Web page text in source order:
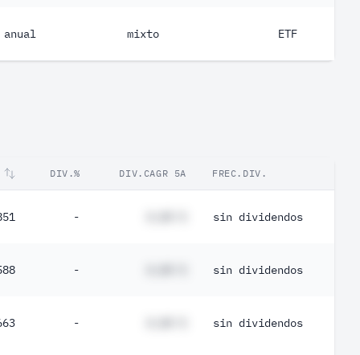
anual mixto ETF
DIV.% DIV.CAGR 5A FREC.DIV.
- sin dividendos
- sin dividendos
- sin dividendos